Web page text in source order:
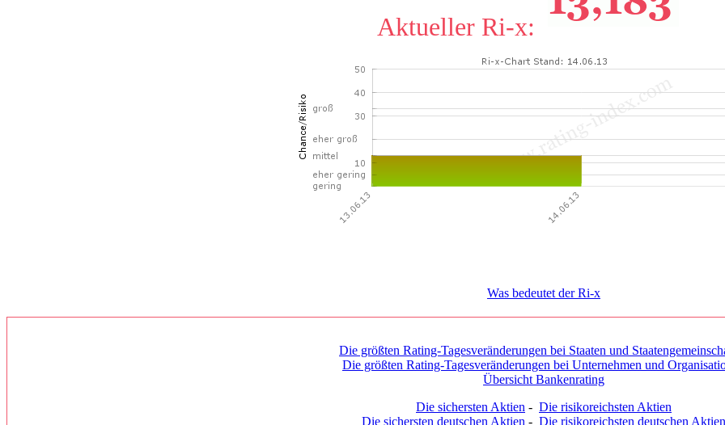
Aktueller Ri-x:
Was bedeutet der Ri-x
Die größten Rating-Tagesveränderungen bei Staaten und
Die größten Rating-Tagesveränderungen bei Unternehmen und
Übersicht Bankenrating
Die sichersten Aktien - Die risikoreichsten Aktien
Die sichersten deutschen Aktien - Die risikoreichsten deutschen Aktien